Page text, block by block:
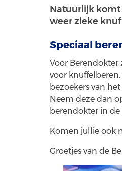
Natuurlijk komt
weer zieke
Speciaal
Voor Berendokter
voor
bezoekers van
Neem deze dan
berendokter in
Komen jullie ook
Groetjes van de